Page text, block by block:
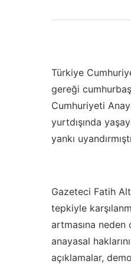
Türkiye
gereği
Cumhuriyeti
yurtdışında
yankı
Gazeteci Fatih
tepkiyle
artmasına neden
anayasal
açıklamalar,